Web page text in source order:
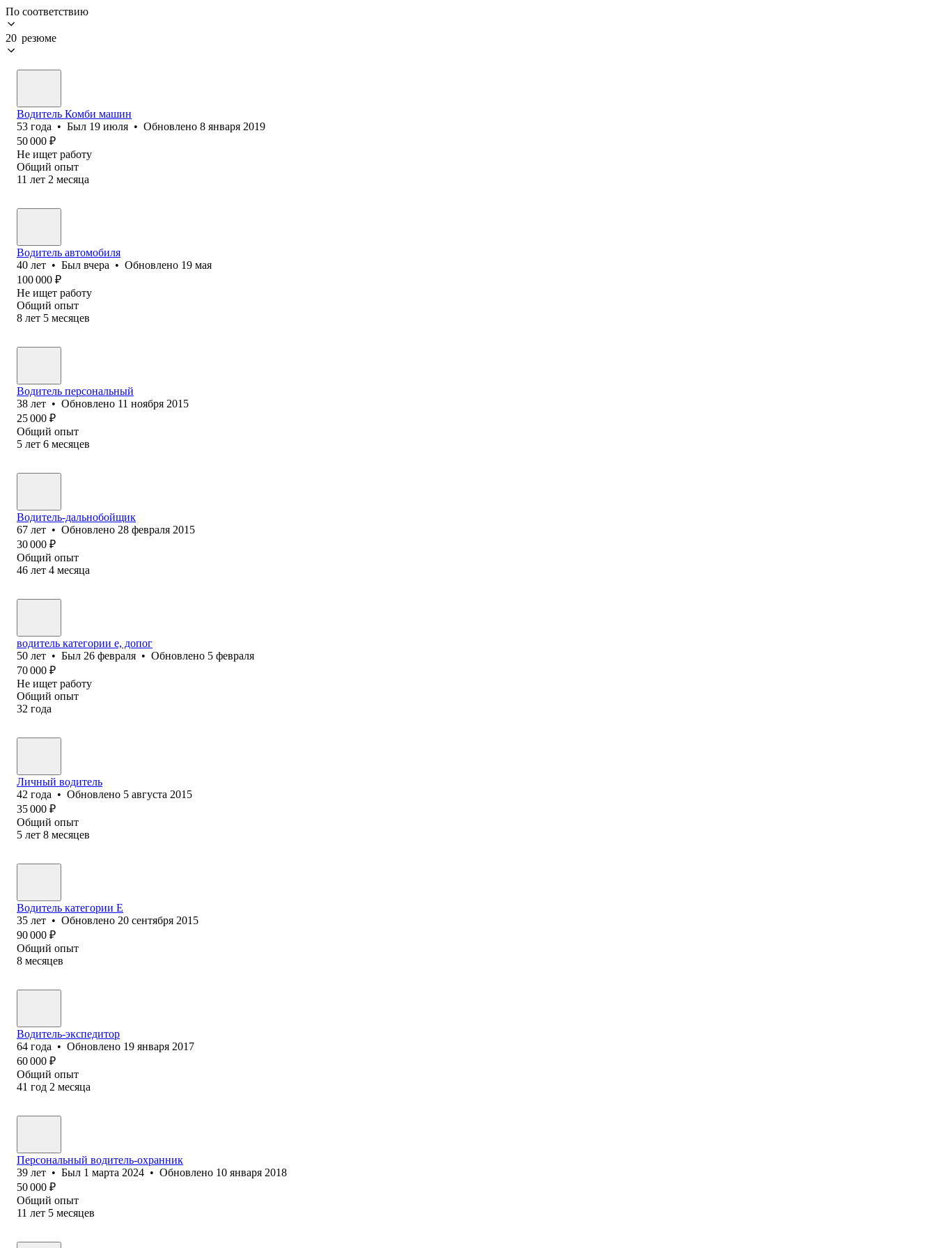
По соответствию
20 резюме
Водитель Комби машин
53 года • Был 19 июля • Обновлено 8 января 2019
50 000 ₽
Не ищет работу
Общий опыт
11 лет 2 месяца
Водитель автомобиля
40 лет • Был вчера • Обновлено 19 мая
100 000 ₽
Не ищет работу
Общий опыт
8 лет 5 месяцев
Водитель персональный
38 лет • Обновлено 11 ноября 2015
25 000 ₽
Общий опыт
5 лет 6 месяцев
Водитель-дальнобойщик
67 лет • Обновлено 28 февраля 2015
30 000 ₽
Общий опыт
46 лет 4 месяца
водитель категории е, допог
50 лет • Был 26 февраля • Обновлено 5 февраля
70 000 ₽
Не ищет работу
Общий опыт
32 года
Личный водитель
42 года • Обновлено 5 августа 2015
35 000 ₽
Общий опыт
5 лет 8 месяцев
Водитель категории E
35 лет • Обновлено 20 сентября 2015
90 000 ₽
Общий опыт
8 месяцев
Водитель-экспедитор
64 года • Обновлено 19 января 2017
60 000 ₽
Общий опыт
41 год 2 месяца
Персональный водитель-охранник
39 лет • Был 1 марта 2024 • Обновлено 10 января 2018
50 000 ₽
Общий опыт
11 лет 5 месяцев